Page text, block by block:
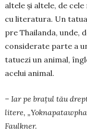
altele și altele, de
cu litera­tura. Un
pre Thailan­da, unde,
considerate par­te a
tatuezi un animal,
acelui animal.
– Iar pe brațul tău
litere,
Faulkner.